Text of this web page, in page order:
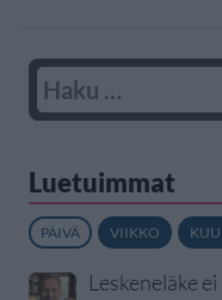
Luetuimmat
PÄIVÄ VIIKKO
Leskeneläke